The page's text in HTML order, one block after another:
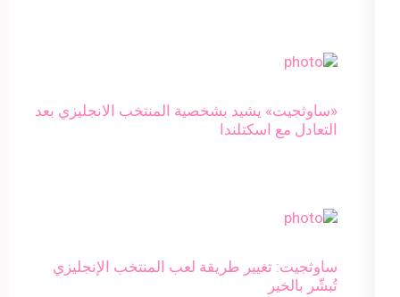
«ساوثجيت» يشيد بشخصية المنتخب الانجليزي بعد
التعادل مع اسكتلندا
ساوثجيت: تغيير طريقة لعب المنتخب الإنجليزي
تُبشّر بالخير